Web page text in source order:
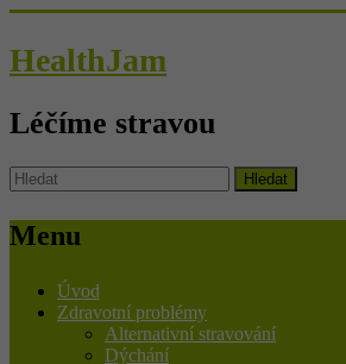
HealthJam
Léčíme stravou
Menu
Úvod
Zdravotní problémy
Alternativní stravování
Dýchání